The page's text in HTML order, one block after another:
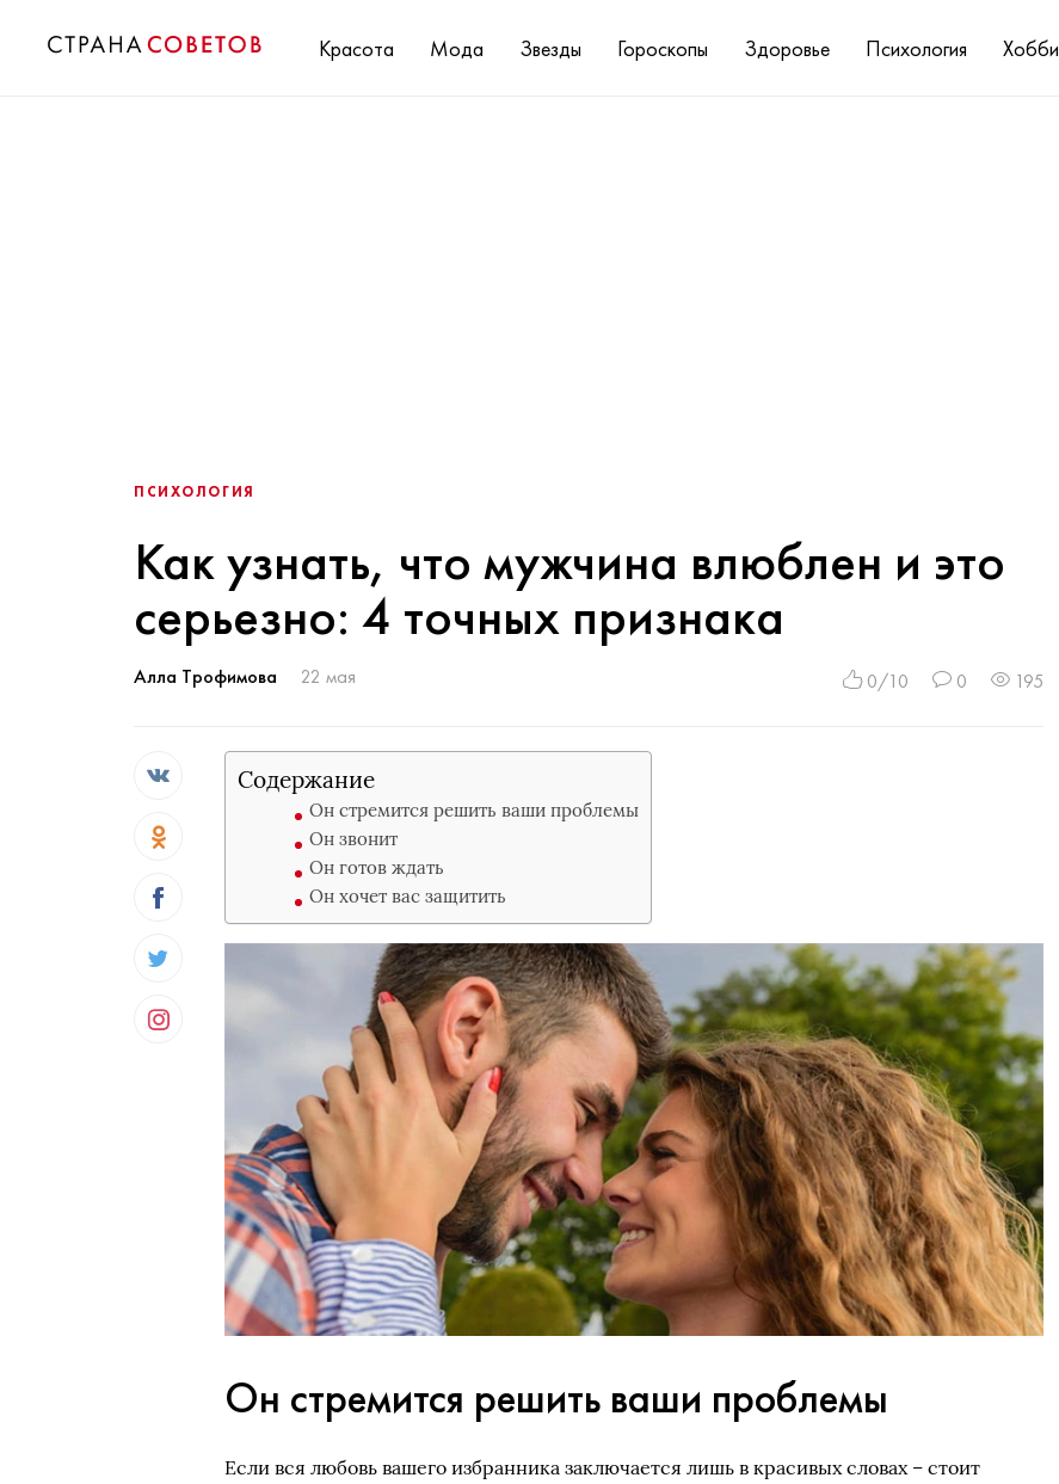
Красота Мода Звезды Гороскопы Здоровье Психология Хобби
ПСИХОЛОГИЯ
Как узнать, что мужчина влюблен и это
серьезно: 4 точных признака
Алла Трофимова 22 мая 0/10 0 195
Содержание
Он стремится решить ваши проблемы
Он звонит
Он готов ждать
Он хочет вас защитить
Он стремится решить ваши проблемы
Если вся любовь вашего избранника заключается лишь в красивых словах – стоит